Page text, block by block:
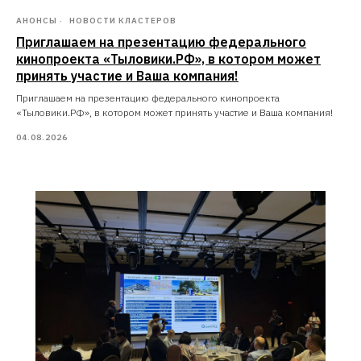
АНОНСЫ НОВОСТИ КЛАСТЕРОВ
Приглашаем на презентацию федерального
кинопроекта «Тыловики.РФ», в котором может
принять участие и Ваша компания!
Приглашаем на презентацию федерального кинопроекта
«Тыловики.РФ», в котором может принять участие и Ваша компания!
04.08.2026